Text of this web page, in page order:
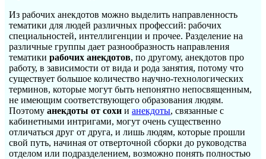
Из рабочих анекдотов можно выделить направленность
тематики для людей различных профессий: рабочих
специальностей, интеллигенции и прочее. Разделение на
различные группы дает разнообразность направления
тематики рабочих анекдотов, по другому, анекдотов про
работу, в зависимости от вида и рода занятия, потому что
существует большое количество научно-технологических
терминов, которые могут быть непонятно непосвященным,
не имеющим соответствующего образования людям.
Поэтому анекдоты от сохи и анекдоты, связанные с
кабинетными интригами, могут очень существенно
отличаться друг от друга, и лишь людям, которые прошли
свой путь, начиная от отверточной сборки до руководства
отделом или подразделением, возможно понять полностью